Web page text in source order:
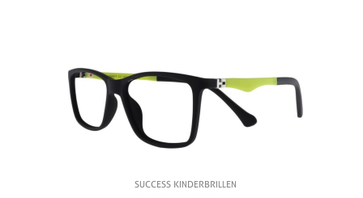
SUCCESS KINDERBRILLEN